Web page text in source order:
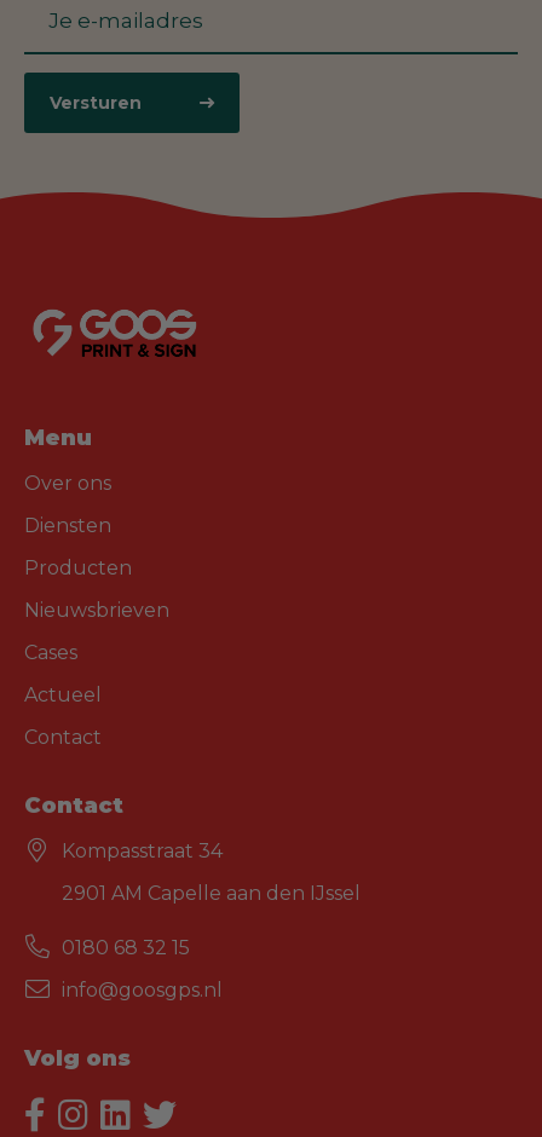
Versturen
Menu
Over ons
Diensten
Producten
Nieuwsbrieven
Cases
Actueel
Contact
Contact
Kompasstraat 34
2901 AM Capelle aan den IJssel
0180 68 32 15
info@goosgps.nl
Volg ons